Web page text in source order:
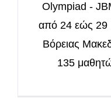
Olympiad -
από 24 εώς 29
Βόρειας
135